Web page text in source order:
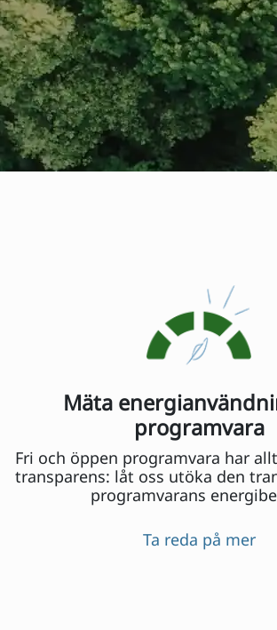
Mäta
programvara
Fri och öppen programvara har
transparens: låt oss utöka den
programvarans
Ta reda på mer